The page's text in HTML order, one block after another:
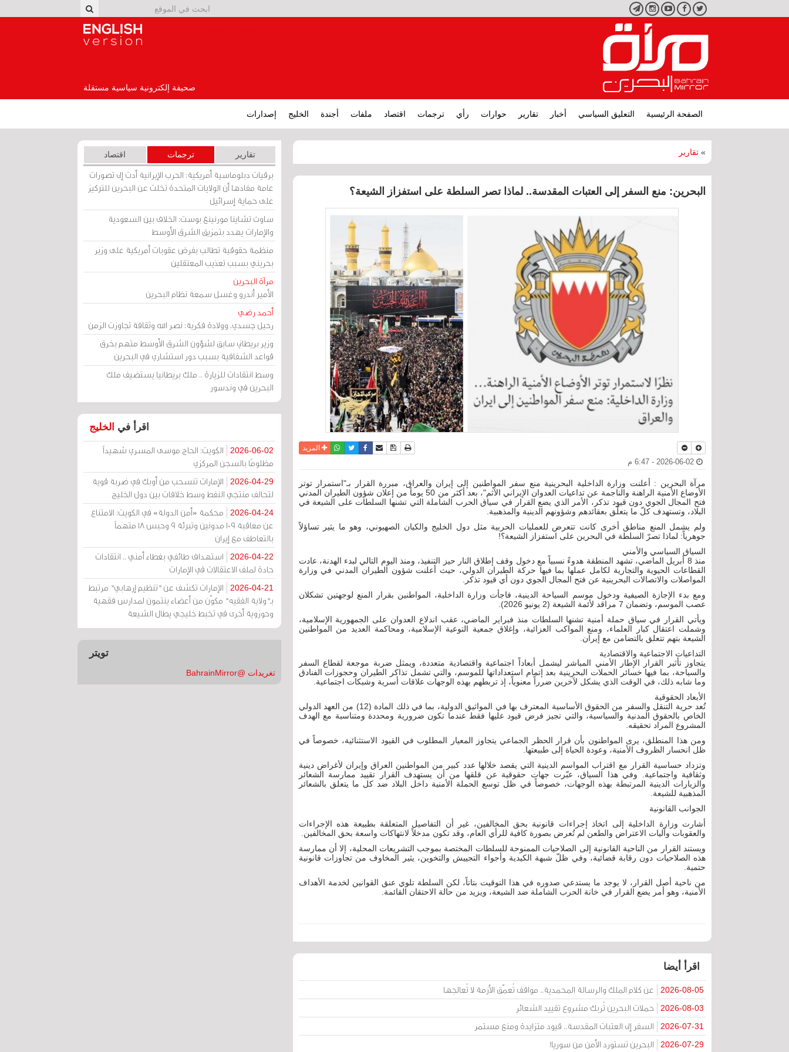
تويتر فيسبوكيوتيوبانستجرامتليجرام
صحيفة إلكترونية سياسية مستقلة
الصفحة الرئيسية التعليق السياسي أخبار تقارير حوارات رأي ترجمات اقتصاد ملفات أجندة الخليج إصدارات
» تقارير
البحرين: منع السفر إلى العتبات المقدسة.. لماذا تصر السلطة على استفزاز الشيعة؟
نسخة للطباعة
حفظ الموضوع
أرسل الى صديق
فيسبوكتويترواتسابالمزيد
مرآة البحرين : أعلنت وزارة الداخلية البحرينية منع سفر المواطنين إلى إيران والعراق، مبررة القرار بـ"استمرار توتر
الأوضاع الأمنية الراهنة والناجمة عن تداعيات العدوان الإيراني الآثم"، بعد أكثر من 50 يوماً من إعلان شؤون الطيران المدني
فتح المجال الجوي دون قيود تذكر، الأمر الذي يضع القرار في سياق الحرب الشاملة التي تشنها السلطات على الشيعة في
البلاد، وتستهدف كلّ ما يتعلّق بعقائدهم وشؤونهم الدينية والمذهبية.
ولم يشمل المنع مناطق أخرى كانت تتعرض للعمليات الحربية مثل دول الخليج والكيان الصهيوني، وهو ما يثير تساؤلاً
جوهرياً: لماذا تصرّ السلطة في البحرين على استفزاز الشيعة؟!
السياق السياسي والأمني
منذ 8 أبريل الماضي، تشهد المنطقة هدوءً نسبياً مع دخول وقف إطلاق النار حيز التنفيذ، ومنذ اليوم التالي لبدء الهدنة، عادت
القطاعات الحيوية والتجارية لكامل عملها بما فيها حركة الطيران الدولي، حيث أعلنت شؤون الطيران المدني في وزارة
المواصلات والاتصالات البحرينية عن فتح المجال الجوي دون أي قيود تذكر.
ومع بدء الإجازة الصيفية ودخول موسم السياحة الدينية، فاجأت وزارة الداخلية، المواطنين بقرار المنع لوجهتين تشكلان
عصب الموسم، وتضمان 7 مراقد لأئمة الشيعة (2 يونيو 2026).
ويأتي القرار في سياق حملة أمنية تشنها السلطات منذ فبراير الماضي، عقب اندلاع العدوان على الجمهورية الإسلامية،
وشملت اعتقال كبار العلماء، ومنع المواكب العزائية، وإغلاق جمعية التوعية الإسلامية، ومحاكمة العديد من المواطنين
الشيعة بتهم تتعلق بالتضامن مع إيران.
التداعيات الاجتماعية والاقتصادية
يتجاوز تأثير القرار الإطار الأمني المباشر ليشمل أبعاداً اجتماعية واقتصادية متعددة، ويمثل ضربة موجعة لقطاع السفر
والسياحة، بما فيها خسائر الحملات البحرينية بعد إتمام استعداداتها للموسم، والتي تشمل تذاكر الطيران وحجوزات الفنادق
وما شابه ذلك، في الوقت الذي يشكل لآخرين ضرراً معنوياً، إذ تربطهم بهذه الوجهات علاقات أسرية وشبكات اجتماعية.
الأبعاد الحقوقية
تُعد حرية التنقل والسفر من الحقوق الأساسية المعترف بها في المواثيق الدولية، بما في ذلك المادة (12) من العهد الدولي
الخاص بالحقوق المدنية والسياسية، والتي تجيز فرض قيود عليها فقط عندما تكون ضرورية ومحددة ومتناسبة مع الهدف
المشروع المراد تحقيقه.
ومن هذا المنطلق، يرى المواطنون بأن قرار الحظر الجماعي يتجاوز المعيار المطلوب في القيود الاستثنائية، خصوصاً في
ظل انحسار الظروف الأمنية، وعودة الحياة إلى طبيعتها.
وتزداد حساسية القرار مع اقتراب المواسم الدينية التي يقصد خلالها عدد كبير من المواطنين العراق وإيران لأغراض دينية
وثقافية واجتماعية. وفي هذا السياق، عبّرت جهات حقوقية عن قلقها من أن يستهدف القرار تقييد ممارسة الشعائر
والزيارات الدينية المرتبطة بهذه الوجهات، خصوصاً في ظل توسع الحملة الأمنية داخل البلاد ضد كل ما يتعلق بالشعائر
المذهبية للشيعة.
الجوانب القانونية
أشارت وزارة الداخلية إلى اتخاذ إجراءات قانونية بحق المخالفين، غير أن التفاصيل المتعلقة بطبيعة هذه الإجراءات
والعقوبات وآليات الاعتراض والطعن لم تُعرض بصورة كافية للرأي العام، وقد تكون مدخلاً لانتهاكات واسعة بحق المخالفين.
ويستند القرار من الناحية القانونية إلى الصلاحيات الممنوحة للسلطات المختصة بموجب التشريعات المحلية، إلا أن ممارسة
هذه الصلاحيات دون رقابة قضائية، وفي ظلّ شبهة الكيدية وأجواء التجييش والتخوين، يثير المخاوف من تجاوزات قانونية
حتمية.
من ناحية أصل القرار، لا يوجد ما يستدعي صدوره في هذا التوقيت بتاتاً، لكن السلطة تلوي عنق القوانين لخدمة الأهداف
الأمنية، وهو أمر يضع القرار في خانة الحرب الشاملة ضد الشيعة، ويزيد من حالة الاحتقان القائمة.
اقرأ أيضا
2026-08-05 عن كلام الملك والرسالة المحمدية.. مواقف تُعمّق الأزمة لا تُعالجها
2026-08-03 حملات البحرين تُربك مشروع تقييد الشعائر
2026-07-31 السفر إلى العتبات المقدسة.. قيود متزايدة ومنع مستمر
2026-07-29 البحرين تستورد الأمن من سوريا!
تقارير ترجمات اقتصاد
برقيات دبلوماسية أمريكية: الحرب الإيرانية أدت إلى تصورات
عامة مفادها أن الولايات المتحدة تخلت عن البحرين للتركيز
على حماية إسرائيل
ساوث تشاينا مورنينغ بوست: الخلاف بين السعودية
والإمارات يهدد بتمزيق الشرق الأوسط
منظمة حقوقية تطالب بفرض عقوبات أمريكية على وزير
بحريني بسبب تعذيب المعتقلين
مرآة البحرين
الأمير أندرو وغسل سمعة نظام البحرين
أحمد رضي
رحيل جسدي، وولادة فكرية: نصر الله وثقافة تجاوزت الزمن
وزير بريطاني سابق لشؤون الشرق الأوسط متهم بخرق
قواعد الشفافية بسبب دور استشاري في البحرين
وسط انتقادات للزيارة .. ملك بريطانيا يستضيف ملك
البحرين في وندسور
اقرأ في الخليج
2026-06-02
الكويت: الحاج موسى المسري شهيداً
مظلومًا بالسجن المركزي
2026-04-29
الإمارات تنسحب من أوبك في ضربة قوية
لتحالف منتجي النفط وسط خلافات بين دول الخليج
2026-04-24
محكمة «أمن الدولة» في الكويت: الامتناع
عن معاقبة 109 مدونين وتبرئة 9 وحبس 18 متهماً
بالتعاطف مع إيران
2026-04-22
استهداف طائفي بغطاء أمني .. انتقادات
حادة لملف الاعتقالات في الإمارات
2026-04-21
الإمارات تكشف عن "تنظيم إرهابي" مرتبط
بـ"ولاية الفقيه" مكوّن من أعضاء ينتمون لمدارس فقهية
وحوزوية أخرى في تخبط خليجي يطال الشيعة
تويتر
تغريدات @BahrainMirror